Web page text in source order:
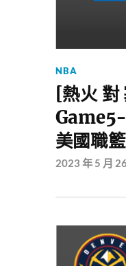
NBA
[熱火
美國職
2023 年 5 月